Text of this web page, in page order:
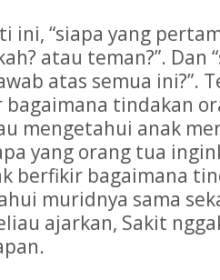
ini, “siapa yang
atau teman?”. Dan
atas semua ini?”.
tindakan
mengetahui anak
yang orang tua
berfikir bagaimana
muridnya sama
ajarkan, Sakit